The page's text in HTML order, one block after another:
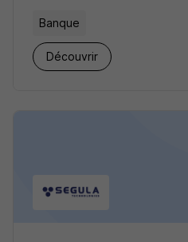
Banque
Découvrir